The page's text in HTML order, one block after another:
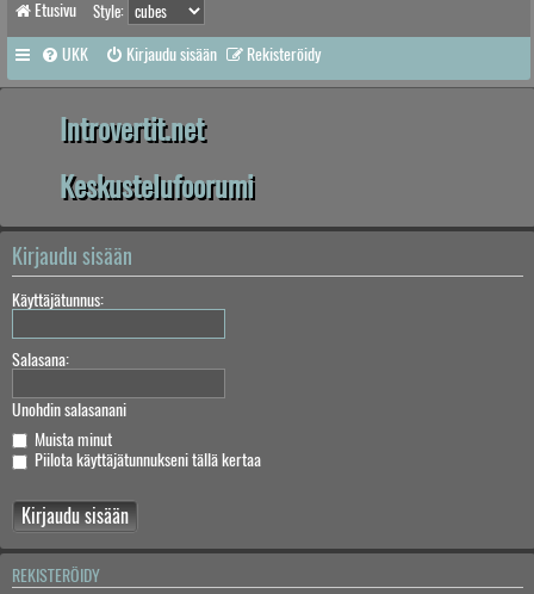
Etusivu Style:
UKK Kirjaudu sisään Rekisteröidy
Introvertit.net
Keskustelufoorumi
Kirjaudu sisään
Käyttäjätunnus:
Salasana:
Unohdin salasanani
Muista minut
Piilota käyttäjätunnukseni tällä kertaa
REKISTERÖIDY